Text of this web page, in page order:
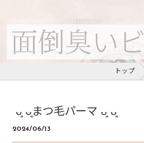
トップ
︎ ᴗ͈ ᴗ͈まつ毛パーマ ᴗ͈ ᴗ͈
2024/06/13